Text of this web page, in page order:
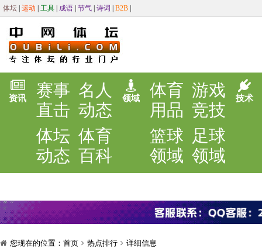
体坛 运动 工具 成语 节气 诗词 B2B
资讯
赛事
直击
名人
动态
体坛
动态
体育
百科
领域
体育
用品
游戏
竞技
篮球
领域
足球
领域
技术
您现在的位置： 首页 热点排行 详细信息